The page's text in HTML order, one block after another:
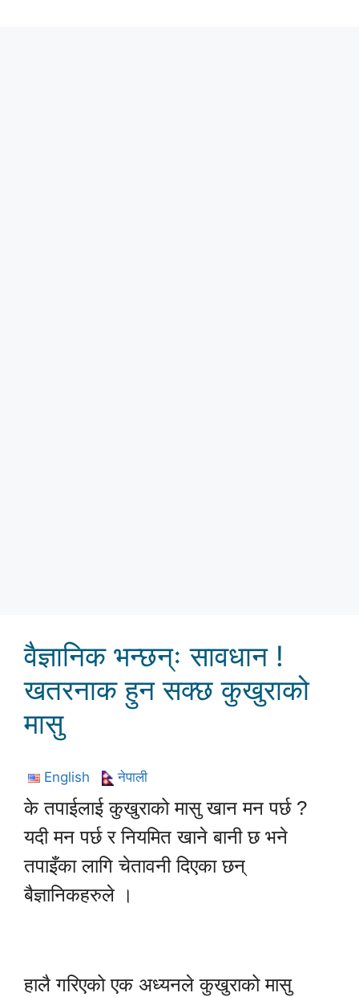
वैज्ञानिक भन्छन्ः सावधान !
खतरनाक हुन सक्छ कुखुराको
मासु
English नेपाली
के तपाईलाई कुखुराको मासु खान मन पर्छ ?
यदी मन पर्छ र नियमित खाने बानी छ भने
तपाइँका लागि चेतावनी दिएका छन्
बैज्ञानिकहरुले ।
हालै गरिएको एक अध्यनले कुखुराको मासु